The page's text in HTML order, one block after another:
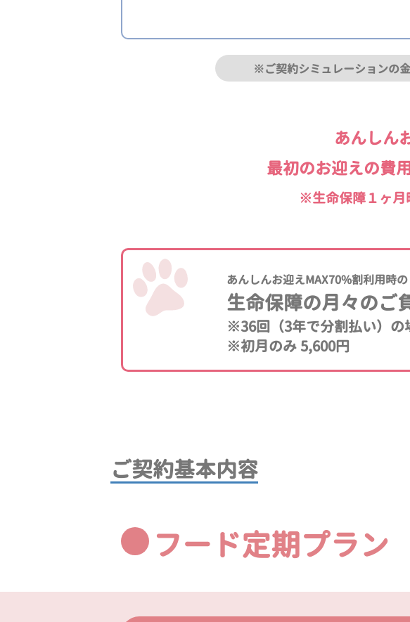
※ご契約シミュレーションの
あんしん
最初のお迎えの費
※生命保障１ヶ月
あんしんお迎えMAX70%割利用時の
生命保障の月々のご
※36回（3年で分割払い）の
※初月のみ 5,600円
ご契約基本内容
フード定期プラン